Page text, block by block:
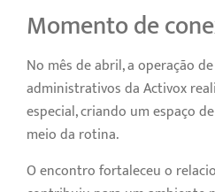
Momento de
No mês de abril, a operação
administrativos da Activox
especial, criando um espaço
meio da rotina.
O encontro fortaleceu o